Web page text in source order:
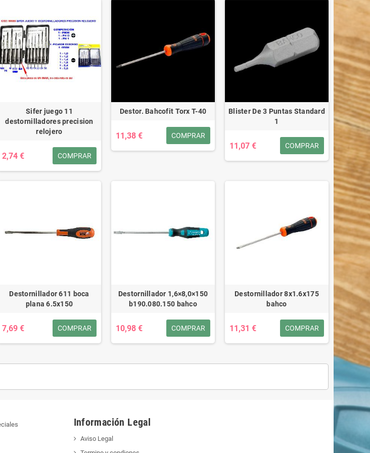
Sifer juego 11
destornilladores precision
relojero
2,74 € COMPRAR
Destor. Bahcofit Torx T-40
11,38 € COMPRAR
Blister De 3 Puntas Standard
1
11,07 € COMPRAR
Destornillador 611 boca
plana 6.5x150
7,69 € COMPRAR
Destornillador 1,6×8,0×150
b190.080.150 bahco
10,98 € COMPRAR
Destornillador 8x1.6x175
bahco
11,31 € COMPRAR
Información Legal
Aviso Legal